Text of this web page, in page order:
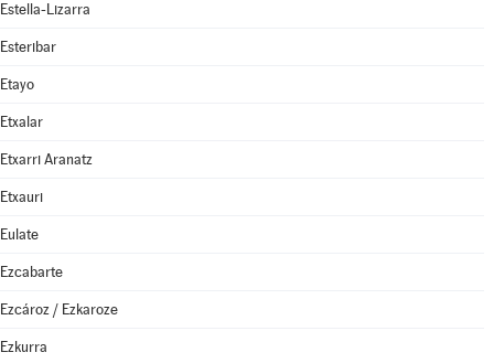
Estella-Lizarra
Esteribar
Etayo
Etxalar
Etxarri Aranatz
Etxauri
Eulate
Ezcabarte
Ezcároz / Ezkaroze
Ezkurra